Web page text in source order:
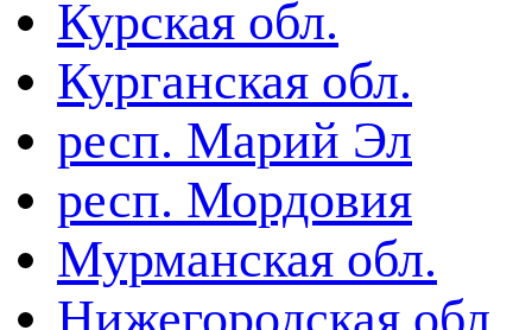
Курская обл.
Курганская обл.
респ. Марий Эл
респ. Мордовия
Мурманская обл.
Нижегородская обл.